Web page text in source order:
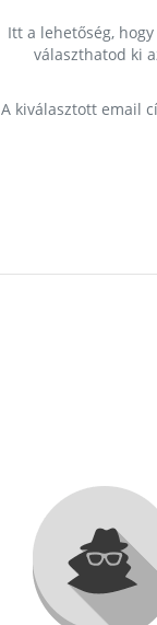
Itt a lehetőség,
választhatod ki
A kiválasztott email